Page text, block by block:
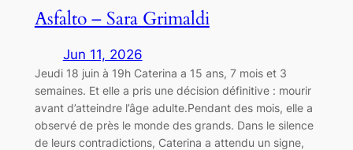
Asfalto – Sara Grimaldi
Jun 11, 2026
Jeudi 18 juin à 19h Caterina a 15 ans, 7 mois et 3
semaines. Et elle a pris une décision définitive : mourir
avant d’atteindre l’âge adulte.Pendant des mois, elle a
observé de près le monde des grands. Dans le silence
de leurs contradictions, Caterina a attendu un signe,